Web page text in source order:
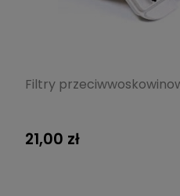
Filtry
21,00 zł